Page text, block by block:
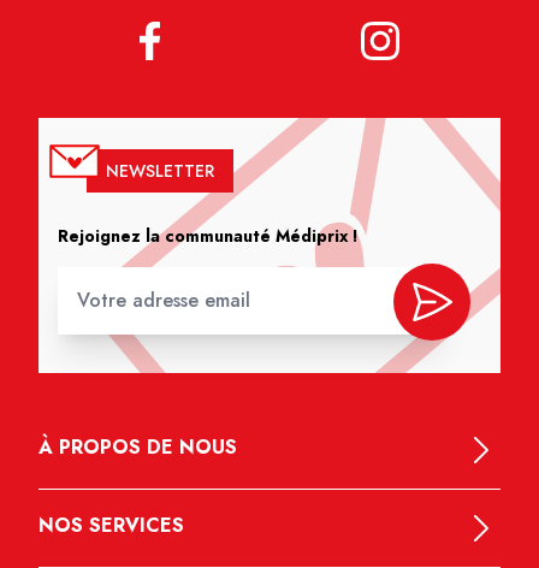
NEWSLETTER
Rejoignez la communauté Médiprix !
À PROPOS DE NOUS
NOS SERVICES